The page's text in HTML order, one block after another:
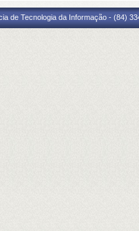
de Tecnologia da Informação - (84)